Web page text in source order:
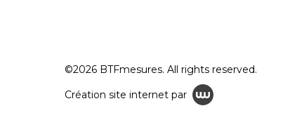
©2026 BTFmesures. All rights reserved.
Création site internet par